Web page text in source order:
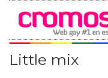
Little mix